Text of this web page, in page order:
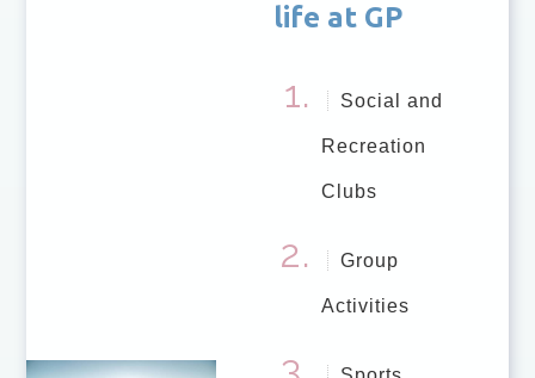
life at GP
Social and
Recreation
Clubs
Group
Activities